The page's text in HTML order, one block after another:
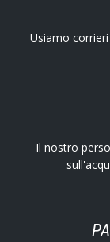
Usiamo
Il nostro